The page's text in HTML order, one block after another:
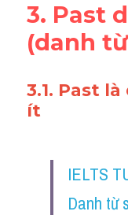
3. Past
(danh
3.1. Past
ít
IELTS
Danh từ